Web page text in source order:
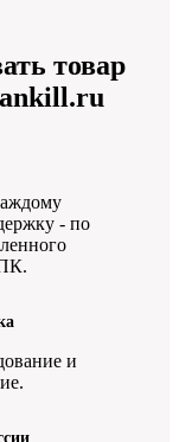
товар
ankill.ru
- по
и